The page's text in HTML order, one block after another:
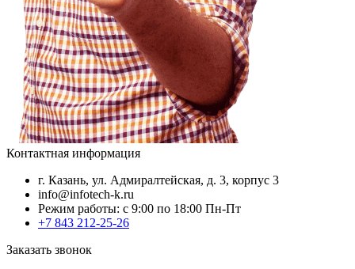
Контактная информация
г. Казань, ул. Адмиралтейская, д. 3, корпус 3
info@infotech-k.ru
Режим работы: с 9:00 по 18:00 Пн-Пт
+7 843 212-25-26
Заказать звонок